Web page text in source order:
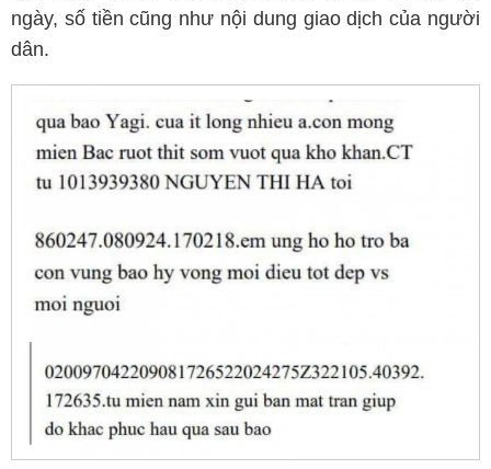
ngày, số tiền cũng như nội dung giao dịch của người
dân.